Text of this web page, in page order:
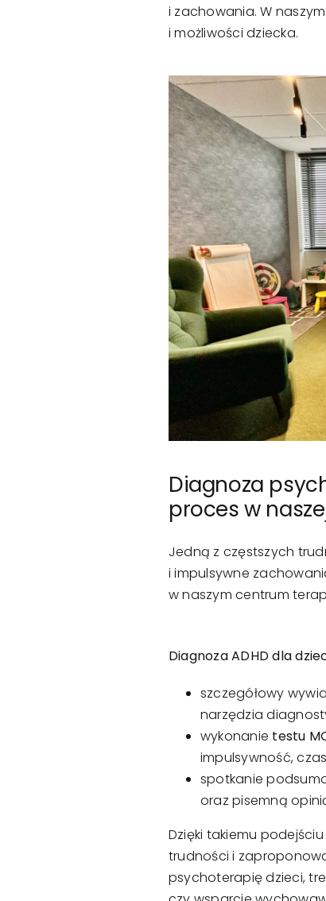
i zachowania. W
i możliwości dziecka.
Diagnoza
proces w
Jedną z częstszych
i impulsywne
w naszym centrum
Diagnoza ADHD dla
szczegółowy
narzędzia
wykonanie testu
impulsywność,
spotkanie
oraz pisemną
Dzięki takiemu
trudności i
psychoterapię dzieci,